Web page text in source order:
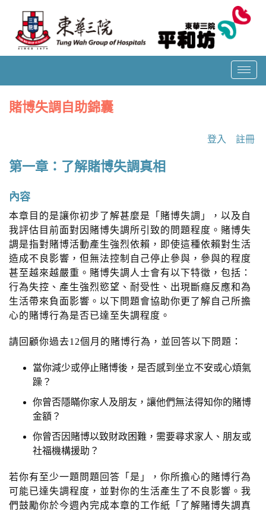
T
o
e
a
t
i
o
n
賭博失調自助錦囊
登入 註冊
第一章：了解賭博失調真相
內容
本章目的是讓你初步了解甚麼是「賭博失調」，以及自
我評估目前面對因賭博失調所引致的問題程度。賭博失
調是指對賭博活動產生強烈依賴，即使這種依賴對生活
造成不良影響，但無法控制自己停止參與，參與的程度
甚至越來越嚴重。賭博失調人士會有以下特徵，包括：
行為失控、產生強烈慾望、耐受性、出現斷癮反應和為
生活帶來負面影響。以下問題會協助你更了解自己所擔
心的賭博行為是否已達至失調程度。
請回顧你過去12個月的賭博行為，並回答以下問題：
當你減少或停止賭博後，是否感到坐立不安或心煩氣
躁？
你曾否隱瞞你家人及朋友，讓他們無法得知你的賭博
金額？
你曾否因賭博以致財政困難，需要尋求家人、朋友或
社福機構援助？
若你有至少一題問題回答「是」，你所擔心的賭博行為
可能已達失調程度，並對你的生活產生了不良影響。我
們鼓勵你於今週內完成本章的工作紙「了解賭博失調真